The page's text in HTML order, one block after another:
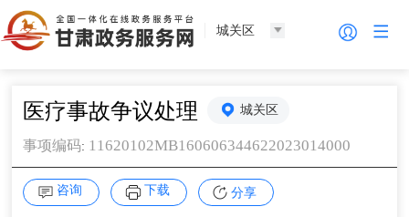
城关区
医疗事故争议处理 城关区
事项编码: 11620102MB160606344622023014000
咨询 下载 分享